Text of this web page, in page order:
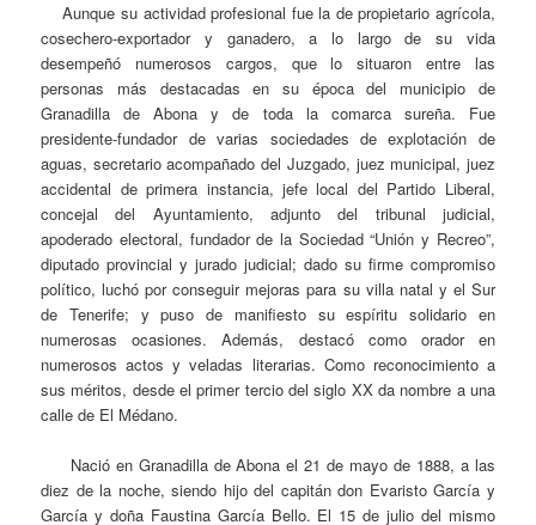
Aunque su actividad profesional fue la de propietario agrícola,
cosechero-exportador y ganadero, a lo largo de su vida
desempeñó numerosos cargos, que lo situaron entre las
personas más destacadas en su época del municipio de
Granadilla de Abona y de toda la comarca sureña. Fue
presidente-fundador de varias sociedades de explotación de
aguas, secretario acompañado del Juzgado, juez municipal, juez
accidental de primera instancia, jefe local del Partido Liberal,
concejal del Ayuntamiento, adjunto del tribunal judicial,
apoderado electoral, fundador de la Sociedad “Unión y Recreo”,
diputado provincial y jurado judicial; dado su firme compromiso
político, luchó por conseguir mejoras para su villa natal y el Sur
de Tenerife; y puso de manifiesto su espíritu solidario en
numerosas ocasiones. Además, destacó como orador en
numerosos actos y veladas literarias. Como reconocimiento a
sus méritos, desde el primer tercio del siglo XX da nombre a una
calle de El Médano.
Nació en Granadilla de Abona el 21 de mayo de 1888, a las
diez de la noche, siendo hijo del capitán don Evaristo García y
García y doña Faustina García Bello. El 15 de julio del mismo